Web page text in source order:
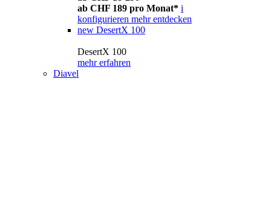
ab CHF 189 pro Monat* i
konfigurieren mehr entdecken
new DesertX 100
DesertX 100
mehr erfahren
Diavel